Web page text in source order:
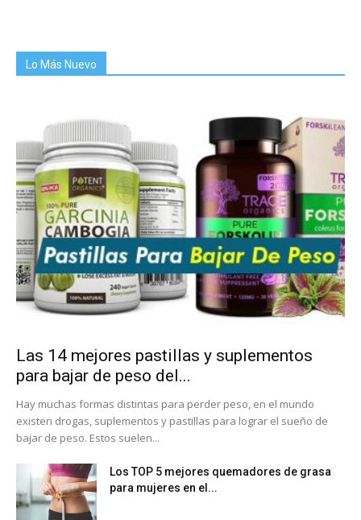
Lo Más Nuevo
Las 14 mejores pastillas y suplementos
para bajar de peso del...
Hay muchas formas distintas para perder peso, en el mundo
existen drogas, suplementos y pastillas para lograr el sueño de
bajar de peso. Estos suelen...
Los TOP 5 mejores quemadores de grasa
para mujeres en el...